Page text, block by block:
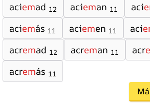
aciemad 12 acieman 11 aci
aciemás 11 aciemen 11 aci
acremad 12 acreman 11 acr
acremás 11